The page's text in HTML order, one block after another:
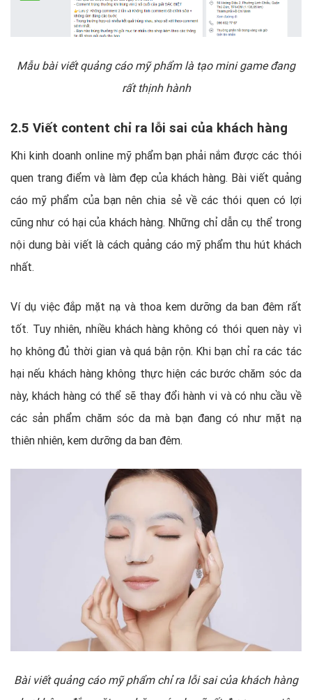
Mẫu bài viết quảng cáo mỹ phẩm là tạo mini game đang
rất thịnh hành
2.5 Viết content chỉ ra lỗi sai của khách hàng
Khi kinh doanh online mỹ phẩm bạn phải nắm được các thói
quen trang điểm và làm đẹp của khách hàng. Bài viết quảng
cáo mỹ phẩm của bạn nên chia sẻ về các thói quen có lợi
cũng như có hại của khách hàng. Những chỉ dẫn cụ thể trong
nội dung bài viết là cách quảng cáo mỹ phẩm thu hút khách
nhất.
Ví dụ việc đắp mặt nạ và thoa kem dưỡng da ban đêm rất
tốt. Tuy nhiên, nhiều khách hàng không có thói quen này vì
họ không đủ thời gian và quá bận rộn. Khi bạn chỉ ra các tác
hại nếu khách hàng không thực hiện các bước chăm sóc da
này, khách hàng có thể sẽ thay đổi hành vi và có nhu cầu về
các sản phẩm chăm sóc da mà bạn đang có như mặt nạ
thiên nhiên, kem dưỡng da ban đêm.
Bài viết quảng cáo mỹ phẩm chỉ ra lỗi sai của khách hàng